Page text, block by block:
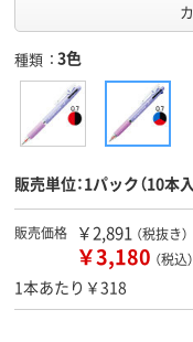
種類 3色
販売単位：1パック（10本入
販売価格 ￥2,891 （税抜き）
￥3,180 （税込）
1本あたり￥318